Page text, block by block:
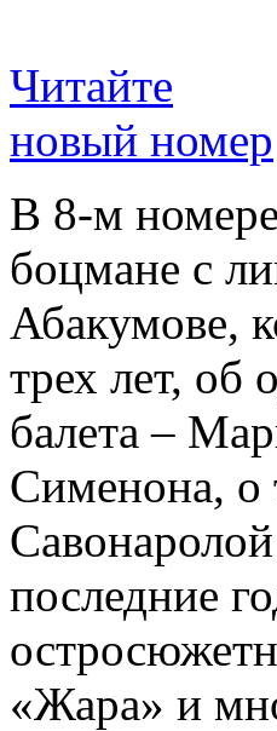
Читайте
новый номер
В 8-м номере
боцмане с
Абакумове,
трех лет, об
балета –
Сименона, о
последние
«Жара» и